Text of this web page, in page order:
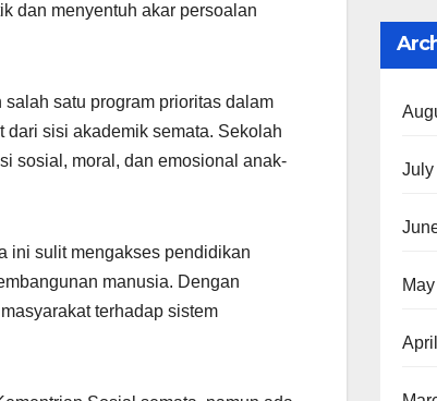
dan menyentuh akar persoalan
satu program prioritas dalam
sisi akademik semata. Sekolah
sosial, moral, dan emosional anak-
ini sulit mengakses pendidikan
manusia. Dengan
terhadap sistem